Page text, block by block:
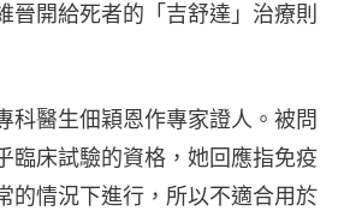
晉開給死者的「吉舒達」治療則
科醫生佃穎恩作專家證人。被問
臨床試驗的資格，她回應指免疫
的情況下進行，所以不適合用於